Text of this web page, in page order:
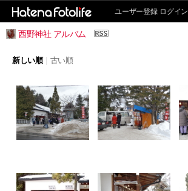
ユーザー登録 ログイン
西野神社 アルバム
新しい順 | 古い順